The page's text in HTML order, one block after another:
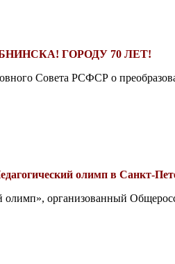
ГОРОДУ 70 ЛЕТ!
Совета РСФСР о
олимп в Санкт-
организованный